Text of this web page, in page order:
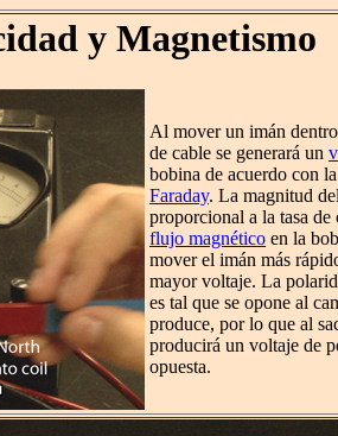
y Magnetismo
Al mover un imán
de cable se generará un
bobina de acuerdo con la
Faraday. La magnitud
proporcional a la tasa de
flujo magnético en la
mover el imán más
mayor voltaje. La
es tal que se opone al
produce, por lo que al
producirá un voltaje de
opuesta.